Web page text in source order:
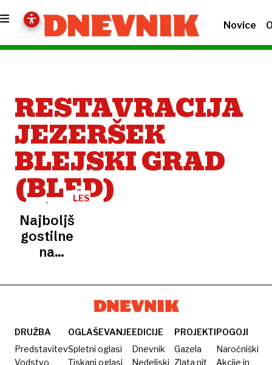
Novice
RESTAVRACIJA
JEZERŠEK
BLEJSKI GRAD
(BLED)
LESTVICA
Najboljše
gostilne
na
2025
DRUŽBA
Predstavitev
Vodstvo
OGLAŠEVANJE
Spletni oglasi
Tiskani oglasi
EDICIJE
Dnevnik
Nedeljski
PROJEKTI
Gazela
Zlata nit
POGOJI
Naročniški
Akcije in